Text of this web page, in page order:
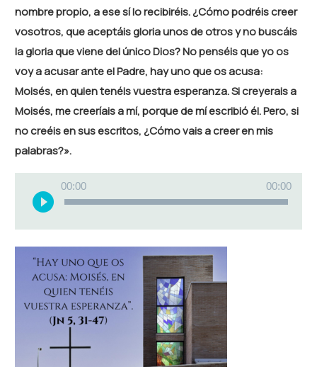
nombre propio, a ese sí lo recibiréis. ¿Cómo podréis creer
vosotros, que aceptáis gloria unos de otros y no buscáis
la gloria que viene del único Dios? No penséis que yo os
voy a acusar ante el Padre, hay uno que os acusa:
Moisés, en quien tenéis vuestra esperanza. Si creyerais a
Moisés, me creeríais a mí, porque de mí escribió él. Pero, si
no creéis en sus escritos, ¿Cómo vais a creer en mis
palabras?».
Reproductor
00:00 00:00